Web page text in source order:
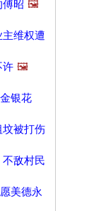
傅昭 🖼️
维权遭
许 🖼️
银花
坟被打伤
敌村民
美德永